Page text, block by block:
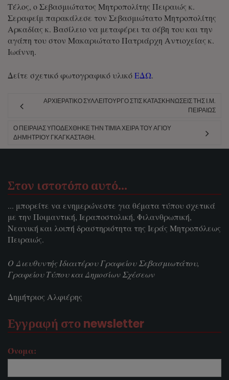
Τέλος, ο Σεβασμιώτατος Μητροπολίτης Πειραιώς κ.
Σεραφείμ παρακάλεσε τον Σεβασμιώτατο Μητροπολίτης
Αρκαδίας κ. Βασίλειο να μεταφέρει τα σέβη του και την
αγάπη του στον Μακαριώτατο Πατριάρχη Αντιοχείας κ.
Ιωάννη.
Δείτε σχετικό φωτογραφικό υλικόΕΔΩ.
ΑΡΧΙΕΡΑΤΙΚΌ ΣΥΛΛΕΊΤΟΥΡΓΟ ΣΤΙΣ ΚΑΤΑΣΚΗΝΏΣΕΙΣ ΤΗΣ Ι.Μ.
ΠΕΙΡΑΙΏΣ
Ο ΠΕΙΡΑΙΆΣ ΥΠΟΔΈΧΘΗΚΕ ΤΗΝ ΤΙΜΊΑ ΧΕΊΡΑ ΤΟΥ ΑΓΊΟΥ
ΔΗΜΗΤΡΊΟΥ ΓΚΑΓΚΑΣΤΆΘΗ.
Στον ιστοτόπο αυτό…
... μπορείτε να ενημερώνεστε για θέματα τύπου σχετικά
με την Ποιμαντική, Ιεραποστολική, Φιλανθρωπική,
Νεανική και λοιπή δραστηριότητα της Ιεράς Μητροπόλεως
Πειραιώς.
Ο Διευθυντής Ιδιαιτέρου Γραφείου Σεβασμιωτάτου,
Γραφείου Τύπου και Δημοσίων Σχέσεων
Δημήτριος Αλφιέρης
Εγγραφή στο newsletter
Όνομα: